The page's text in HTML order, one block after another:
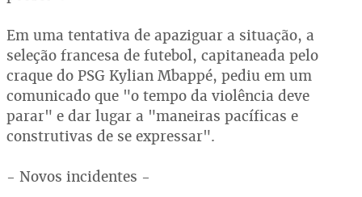
Em uma tentativa de apaziguar a situação, a
seleção francesa de futebol, capitaneada pelo
craque do PSG Kylian Mbappé, pediu em um
comunicado que "o tempo da violência deve
parar" e dar lugar a "maneiras pacíficas e
construtivas de se expressar".
- Novos incidentes -